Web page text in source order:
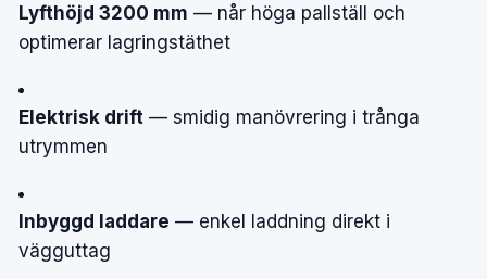
Lyfthöjd 3200 mm — når höga pallställ och
optimerar lagringstäthet
Elektrisk drift — smidig manövrering i trånga
utrymmen
Inbyggd laddare — enkel laddning direkt i
vägguttag